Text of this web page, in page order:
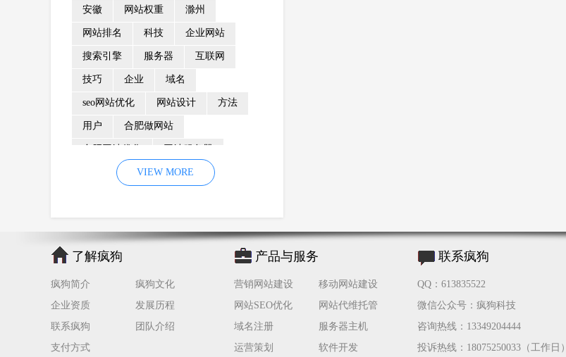
安徽 网站权重 滁州
网站排名 科技 企业网站
搜索引擎 服务器 互联网
技巧 企业 域名
seo网站优化 网站设计 方法
用户 合肥做网站
优化 网站降权
企业网站建设 效果 页面
网络营销 因素 网络公司
网站流量
百度优化 网站收录
网站seo 专业
VIEW MORE
了解疯狗
疯狗简介
疯狗文化
企业资质
发展历程
联系疯狗
团队介绍
支付方式
产品与服务
营销网站建设
移动网站建设
网站SEO优化
网站代维托管
域名注册
服务器主机
运营策划
软件开发
联系疯狗
QQ：613835522
微信公众号：疯狗科技
咨询热线：13349204444
投诉热线：18075250033（工作日）